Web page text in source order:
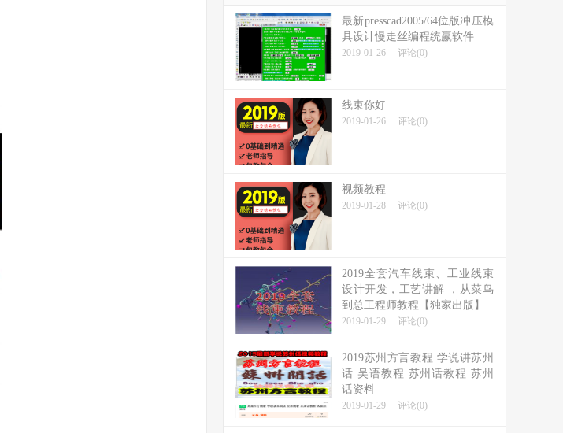
最新presscad2005/64位版冲压模
具设计慢走丝编程统赢软件
2019-01-26 评论(0)
线束你好
2019-01-26 评论(0)
视频教程
2019-01-28 评论(0)
2019全套汽车线束、工业线束
设计开发，工艺讲解 ，从菜鸟
到总工程师教程【独家出版】
2019-01-29 评论(0)
2019苏州方言教程 学说讲苏州
话 吴语教程 苏州话教程 苏州
话资料
2019-01-29 评论(0)